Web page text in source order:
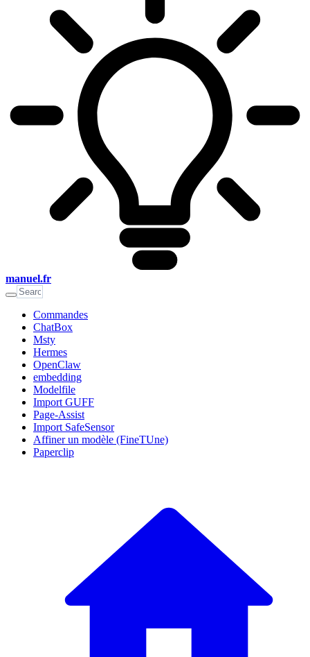
manuel.fr
Commandes
ChatBox
Msty
Hermes
OpenClaw
embedding
Modelfile
Import GUFF
Page-Assist
Import SafeSensor
Affiner un modèle (FineTUne)
Paperclip